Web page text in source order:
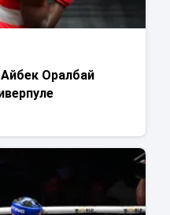
Оралбай